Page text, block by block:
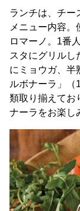
ランチは、チー
メニュー内容。
ロマーノ。1番
スタにグリルし
にミョウガ、半
ルボナーラ」（
類取り揃えてお
ナーラをお楽し